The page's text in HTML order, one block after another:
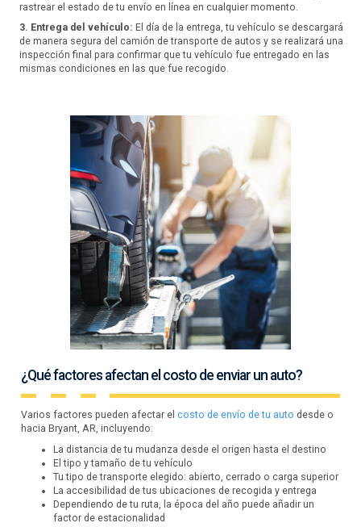
rastrear el estado de tu envío en línea en cualquier momento.
3. Entrega del vehículo: El día de la entrega, tu vehículo se descargará
de manera segura del camión de transporte de autos y se realizará una
inspección final para confirmar que tu vehículo fue entregado en las
mismas condiciones en las que fue recogido.
¿Qué factores afectan el costo de enviar un auto?
Varios factores pueden afectar elcosto de envío de tu auto desde o
hacia Bryant, AR, incluyendo:
La distancia de tu mudanza desde el origen hasta el destino
El tipo y tamaño de tu vehículo
Tu tipo de transporte elegido: abierto, cerrado o carga superior
La accesibilidad de tus ubicaciones de recogida y entrega
Dependiendo de tu ruta, la época del año puede añadir un
factor de estacionalidad